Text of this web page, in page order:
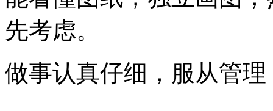
先考虑。
做事认真仔细，服从管